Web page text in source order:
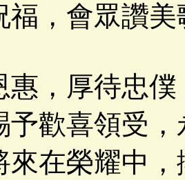
福，會眾讚
惠，厚待忠
予歡喜領受
來在榮耀中